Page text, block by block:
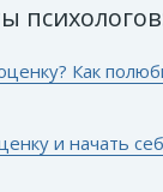
Как
и начать